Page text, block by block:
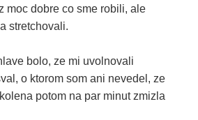
moc dobre co sme robili, ale
stretchovali.
bolo, ze mi uvolnovali
o ktorom som ani nevedel, ze
potom na par minut zmizla